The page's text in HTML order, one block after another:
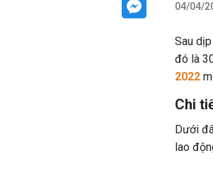
04/04/
Sau
đó là
2022
Chi
Dưới
lao